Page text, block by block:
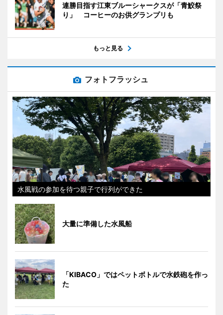
連勝目指す江東ブルーシャークスが「青鮫祭
り」 コーヒーのお供グランプリも
もっと見る
フォトフラッシュ
水風戦の参加を待つ親子で行列ができた
大量に準備した水風船
「KIBACO」ではペットボトルで水鉄砲を作っ
た